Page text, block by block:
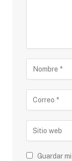
Guardar